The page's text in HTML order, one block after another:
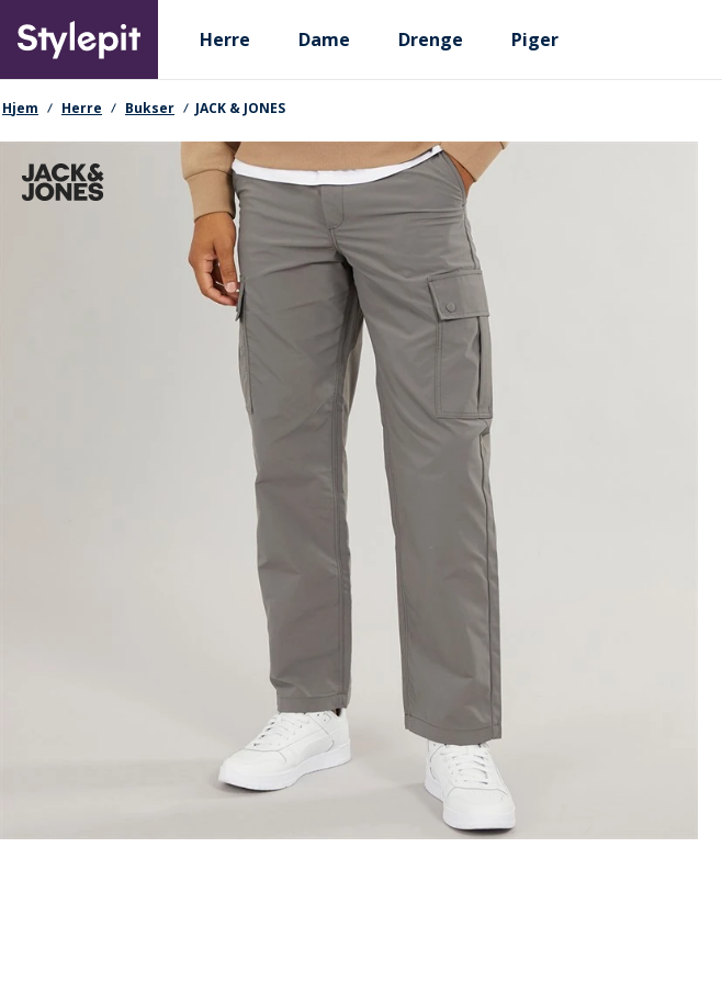
main
content
Primary departments
Herre Dame Drenge Piger
navigationssti
Hjem Herre Bukser JACK & JONES